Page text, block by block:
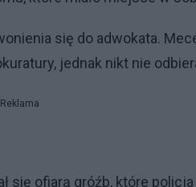
się do adwokata.
jednak nikt nie
Reklama
się ofiarą gróźb, które policja